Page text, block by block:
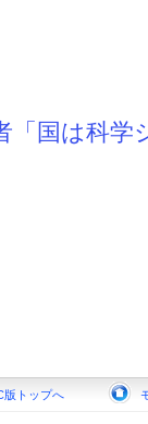
「国は科
版トップへ